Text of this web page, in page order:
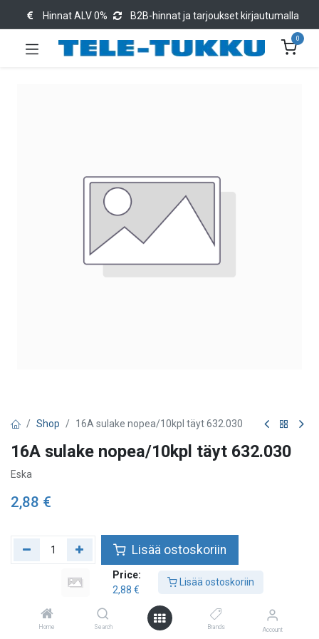
Price:
2,88 €
Lisää ostoskoriin
Home Search Brands Account
Hinnat ALV 0% B2B-hinnat ja tarjoukset kirjautumalla
0
Shop 16A sulake nopea/10kpl täyt 632.030
16A sulake nopea/10kpl täyt 632.030
Eska
2,88 €
Lisää ostoskoriin
Lisää toivelistalle